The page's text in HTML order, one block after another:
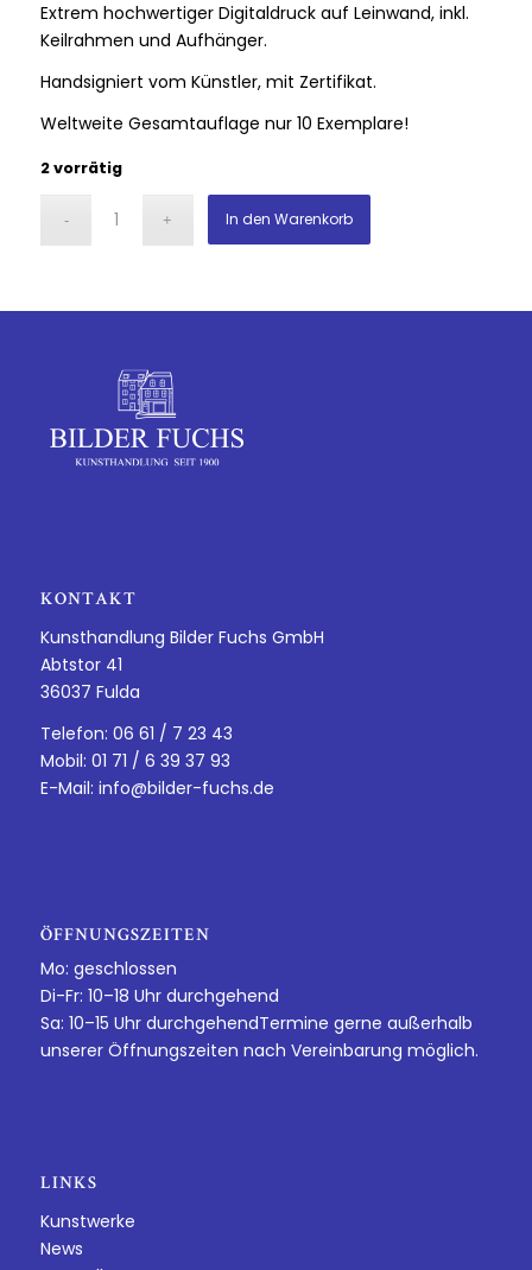
Extrem hochwertiger Digitaldruck auf Leinwand, inkl.
Keilrahmen und Aufhänger.
Handsigniert vom Künstler, mit Zertifikat.
Weltweite Gesamtauflage nur 10 Exemplare!
2 vorrätig
In den Warenkorb
KONTAKT
Kunsthandlung Bilder Fuchs GmbH
Abtstor 41
36037 Fulda
Telefon: 06 61 / 7 23 43
Mobil: 01 71 / 6 39 37 93
E-Mail: info@bilder-fuchs.de
ÖFFNUNGSZEITEN
Mo: geschlossen
Di-Fr: 10–18 Uhr durchgehend
Sa: 10–15 Uhr durchgehendTermine gerne außerhalb
unserer Öffnungszeiten nach Vereinbarung möglich.
LINKS
Kunstwerke
News